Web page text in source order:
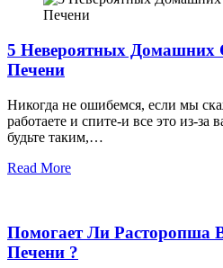
5 Невероятных Домашних
Печени
Никогда не ошибемся, если мы
работаете и спите-и все это из-
будьте таким,…
Read More
Помогает Ли
Печени ?